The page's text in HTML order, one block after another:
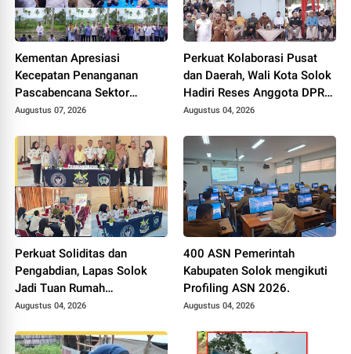
Kementan Apresiasi
Kecepatan Penanganan
Pascabencana Sektor
Pertanian Kabupaten Solok,
dari 13 Menjadi 74 Unit.
Augustus 07, 2026
Perkuat Kolaborasi Pusat
dan Daerah, Wali Kota Solok
Hadiri Reses Anggota DPR
RI H. Zigo Rolanda
Augustus 04, 2026
Perkuat Soliditas dan
Pengabdian, Lapas Solok
Jadi Tuan Rumah
Musyawarah Pembentukan
Daerah.
Augustus 04, 2026
400 ASN Pemerintah
Kabupaten Solok mengikuti
Profiling ASN 2026.
Augustus 04, 2026